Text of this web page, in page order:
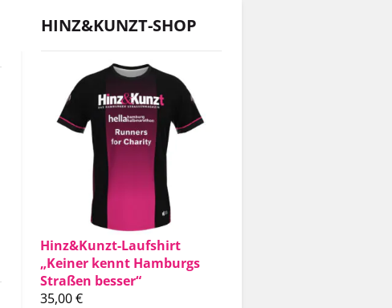
HINZ&KUNZT-SHOP
Hinz&Kunzt-Laufshirt
„Keiner kennt Hamburgs
Straßen besser“
35,00€